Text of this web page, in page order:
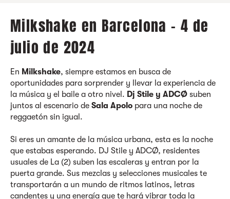
Milkshake en Barcelona - 4 de
julio de 2024
En Milkshake, siempre estamos en busca de
oportunidades para sorprender y llevar la experiencia de
la música y el baile a otro nivel. Dj Stile y ADCØ suben
juntos al escenario de Sala Apolo para una noche de
reggaetón sin igual.
Si eres un amante de la música urbana, esta es la noche
que estabas esperando. DJ Stile y ADCØ, residentes
usuales de La (2) suben las escaleras y entran por la
puerta grande. Sus mezclas y selecciones musicales te
transportarán a un mundo de ritmos latinos, letras
candentes y una energía que te hará vibrar toda la